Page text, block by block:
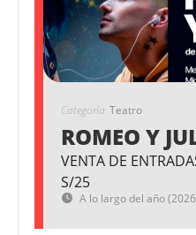
Categoría Teatro
ROMEO Y
VENTA DE
S/25
A lo largo del año